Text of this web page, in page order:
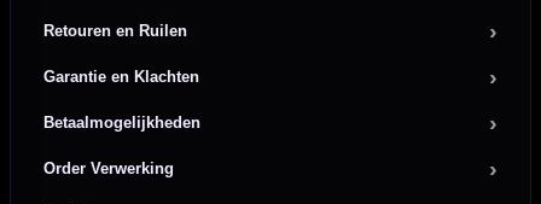
Retouren en Ruilen
Garantie en Klachten
Betaalmogelijkheden
Order Verwerking